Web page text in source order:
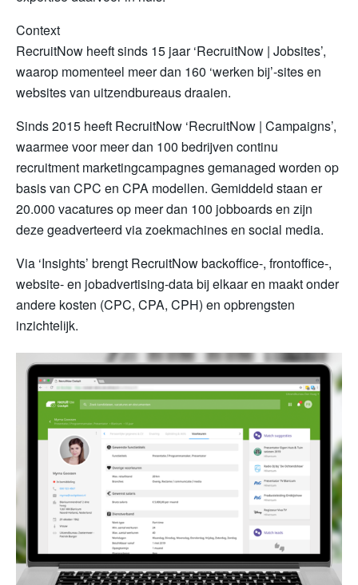
Context
RecruitNow heeft sinds 15 jaar ‘RecruitNow | Jobsites’,
waarop momenteel meer dan 160 ‘werken bij’-sites en
websites van uitzendbureaus draaien.
Sinds 2015 heeft RecruitNow ‘RecruitNow | Campaigns’,
waarmee voor meer dan 100 bedrijven continu
recruitment marketingcampagnes gemanaged worden op
basis van CPC en CPA modellen. Gemiddeld staan er
20.000 vacatures op meer dan 100 jobboards en zijn
deze geadverteerd via zoekmachines en social media.
Via ‘Insights’ brengt RecruitNow backoffice-, frontoffice-,
website- en jobadvertising-data bij elkaar en maakt onder
andere kosten (CPC, CPA, CPH) en opbrengsten
inzichtelijk.